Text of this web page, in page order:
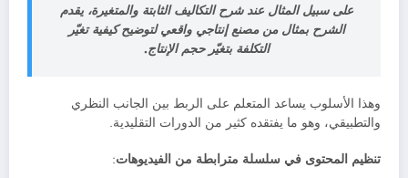
على سبيل المثال عند شرح التكاليف الثابتة والمتغيرة، يقدم
الشرح بمثال من مصنع إنتاجي واقعي لتوضيح كيفية تغيّر
التكلفة بتغيّر حجم الإنتاج.
وهذا الأسلوب يساعد المتعلم على الربط بين الجانب النظري
والتطبيقي، وهو ما يفتقده كثير من الدورات التقليدية.
تنظيم المحتوى في سلسلة مترابطة من الفيديوهات: